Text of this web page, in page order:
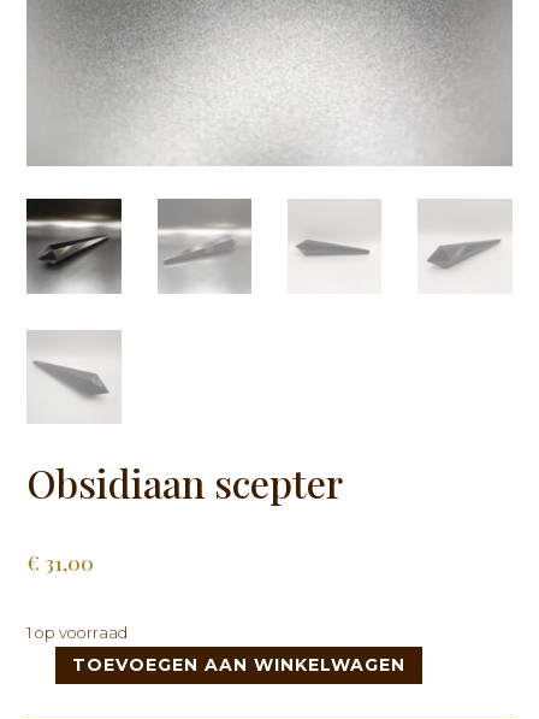
Obsidiaan scepter
€ 31,00
1 op voorraad
Obsidiaan
TOEVOEGEN AAN WINKELWAGEN